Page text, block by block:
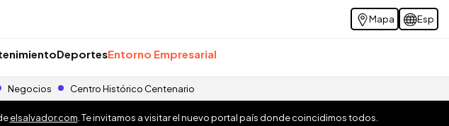
Mapa Esp
DeportesEntorno Empresarial
Negocios Centro Histórico Centenario
elsalvador.com . Te invitamos a visitar el nuevo portal país donde coincidimos todos.